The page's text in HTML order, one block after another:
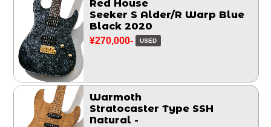
Red House
Seeker S Alder/R Warp Blue
Black 2020
¥270,000- USED
Warmoth
Stratocaster Type SSH
Natural -